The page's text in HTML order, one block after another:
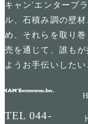
キャン'エンタープ
ル、石積み調の壁
め、それらを取り
売を通じて、誰も
ようお手伝いしたい
TEL044-